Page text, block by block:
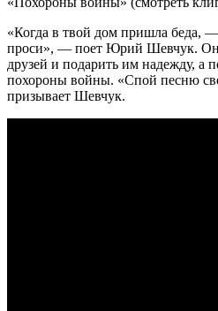
«Когда в твой дом пришла беда,
проси», — поет Юрий Шевчук. Он
друзей и подарить им надежду, а
похороны войны. «Спой песню
призывает Шевчук.